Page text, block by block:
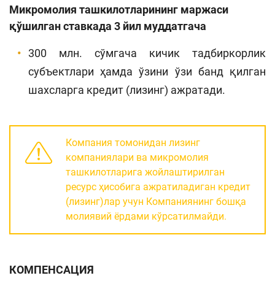
Микромолия ташкилотларининг маржаси
қўшилган ставкада 3 йил муддатгача
300 млн. сўмгача кичик тадбиркорлик
субъектлари ҳамда ўзини ўзи банд қилган
шахсларга кредит (лизинг) ажратади.
Компания томонидан лизинг
компаниялари ва микромолия
ташкилотларига жойлаштирилган
ресурс ҳисобига ажратиладиган кредит
(лизинг)лар учун Компаниянинг бошқа
молиявий ёрдами кўрсатилмайди.
КОМПЕНСАЦИЯ